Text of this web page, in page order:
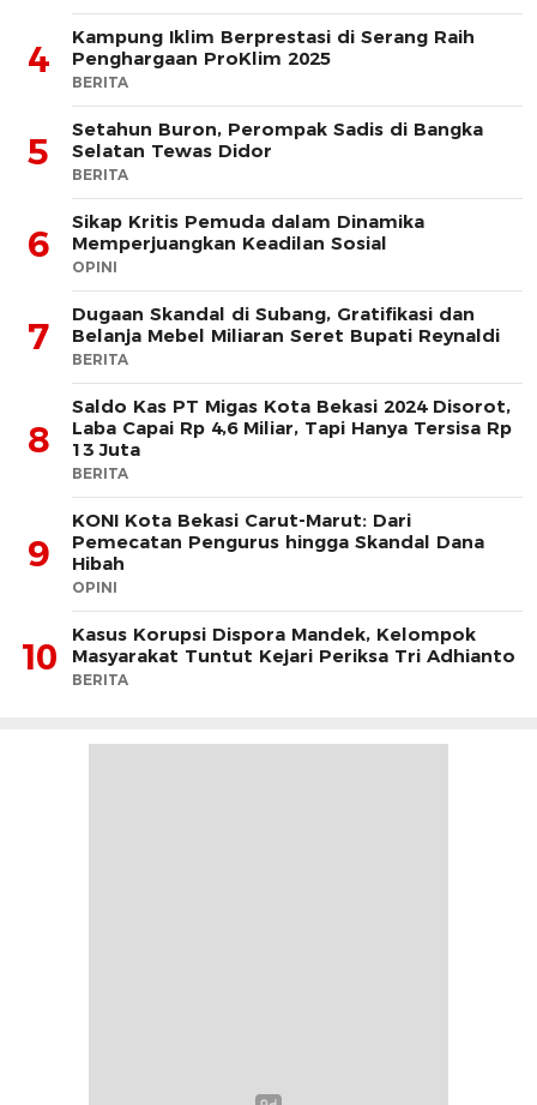
4
Kampung Iklim Berprestasi di Serang Raih
Penghargaan ProKlim 2025
BERITA
5
Setahun Buron, Perompak Sadis di Bangka
Selatan Tewas Didor
BERITA
6
Sikap Kritis Pemuda dalam Dinamika
Memperjuangkan Keadilan Sosial
OPINI
7
Dugaan Skandal di Subang, Gratifikasi dan
Belanja Mebel Miliaran Seret Bupati Reynaldi
BERITA
8
Saldo Kas PT Migas Kota Bekasi 2024 Disorot,
Laba Capai Rp 4,6 Miliar, Tapi Hanya Tersisa Rp
13 Juta
BERITA
9
KONI Kota Bekasi Carut-Marut: Dari
Pemecatan Pengurus hingga Skandal Dana
Hibah
OPINI
10
Kasus Korupsi Dispora Mandek, Kelompok
Masyarakat Tuntut Kejari Periksa Tri Adhianto
BERITA